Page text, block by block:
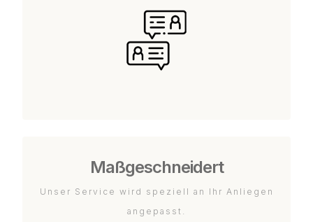
Maßgeschneidert
Unser Service wird speziell an Ihr Anliegen
angepasst.